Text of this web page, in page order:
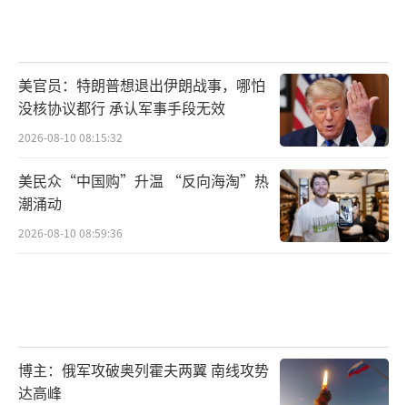
美官员：特朗普想退出伊朗战事，哪怕
没核协议都行 承认军事手段无效
2026-08-10 08:15:32
美民众“中国购”升温 “反向海淘”热
潮涌动
2026-08-10 08:59:36
博主：俄军攻破奥列霍夫两翼 南线攻势
达高峰